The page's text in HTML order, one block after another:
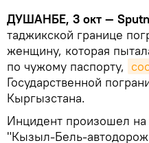
ДУШАНБЕ, 3 окт —
таджикской границе
женщину, которая
по чужому паспорту,
Государственной
Кыргызстана.
Инцидент произошел на
"Кызыл-Бель-